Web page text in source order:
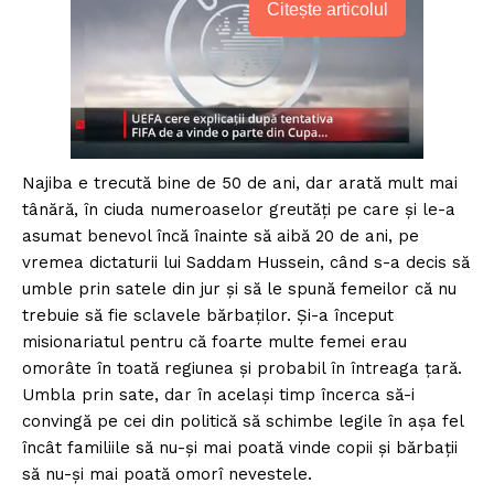
Citește articolul
Najiba e trecută bine de 50 de ani, dar arată mult mai
tânără, în ciuda numeroaselor greutăți pe care și le-a
asumat benevol încă înainte să aibă 20 de ani, pe
vremea dictaturii lui Saddam Hussein, când s-a decis să
umble prin satele din jur și să le spună femeilor că nu
trebuie să fie sclavele bărbaților. Și-a început
misionariatul pentru că foarte multe femei erau
omorâte în toată regiunea și probabil în întreaga țară.
Umbla prin sate, dar în același timp încerca să-i
convingă pe cei din politică să schimbe legile în așa fel
încât familiile să nu-și mai poată vinde copii și bărbații
să nu-și mai poată omorî nevestele.